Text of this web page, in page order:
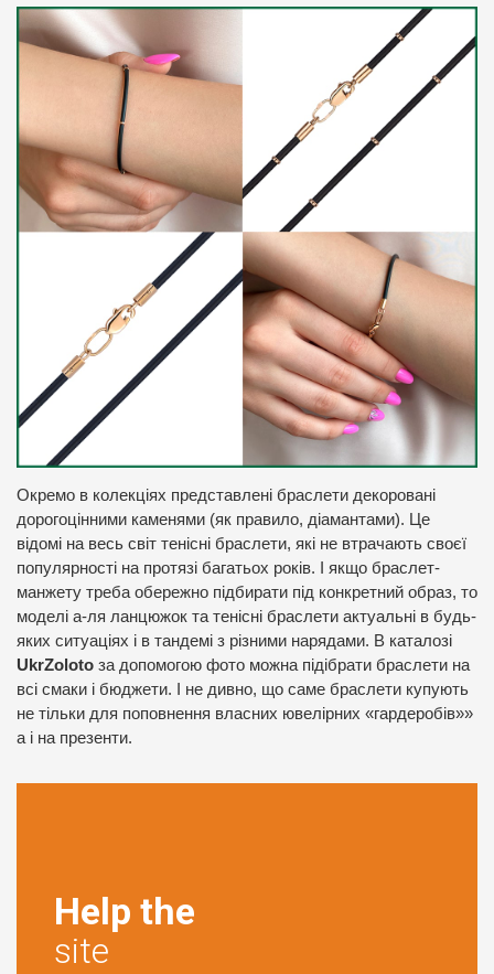
Окремо в колекціях представлені браслети декоровані
дорогоцінними каменями (як правило, діамантами). Це
відомі на весь світ тенісні браслети, які не втрачають своєї
популярності на протязі багатьох років. І якщо браслет-
манжету треба обережно підбирати під конкретний образ, то
моделі а-ля ланцюжок та тенісні браслети актуальні в будь-
яких ситуаціях і в тандемі з різними нарядами. В каталозі
UkrZoloto за допомогою фото можна підібрати браслети на
всі смаки і бюджети. І не дивно, що саме браслети купують
не тільки для поповнення власних ювелірних «гардеробів»»
а і на презенти.
Help the
site